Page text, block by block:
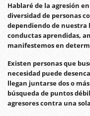
Hablaré de la agresión
diversidad de personas
dependiendo de nuestra
conductas aprendidas,
manifestemos en
Existen personas que
necesidad puede
llegan juntarse dos o
búsqueda de puntos
agresores contra una